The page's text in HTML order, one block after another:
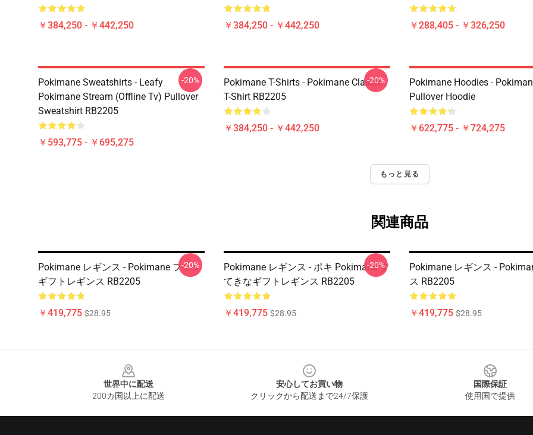
￥384,250 - ￥442,250 ￥384,250 - ￥442,250 ￥288,405 - ￥326,250
Pokimane Sweatshirts - Leafy
Pokimane Stream (Offline Tv) Pullover
Sweatshirt RB2205
￥593,775 - ￥695,275
-20%
Pokimane T-Shirts - Pokimane Classic
T-Shirt RB2205
￥384,250 - ￥442,250
-20%
Pokimane Hoodies -
Pullover Hoodie
￥622,775 - ￥724,275
もっと見る
関連商品
Pokimane レギンス - Pokimane ファン
ギフトレギンス RB2205
￥419,775 $28.95
-20%
Pokimane レギンス - ポキ Pokimane す
てきなギフトレギンス RB2205
￥419,775 $28.95
-20%
Pokimane レギンス -
ス RB2205
￥419,775 $28.95
世界中に配送
200カ国以上に配送
安心してお買い物
クリックから配送まで24/7保護
国際保証
使用国で提供